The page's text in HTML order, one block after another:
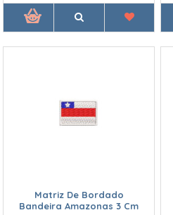
Matriz De Bordado
Bandeira Amazonas 3 Cm